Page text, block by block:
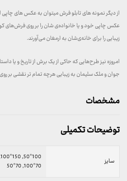
از دیگر نمونه های تابلو فرش میتوان به عکس های چاپی
عکس چاپی خود و یا خانواده‌ی شان را بر روی
زیبایی را برای خانه‌ی‌شان به ارمغان می‌آورند.
امروزه نیز طرح‌هایی که حاکی از یک برش از تاریخ و یا
جوان و ملک سلیمان به زیبایی هرچه تمام تر نقشی بر
مشخصات
توضیحات تکمیلی
سایز
70*100, 70*50